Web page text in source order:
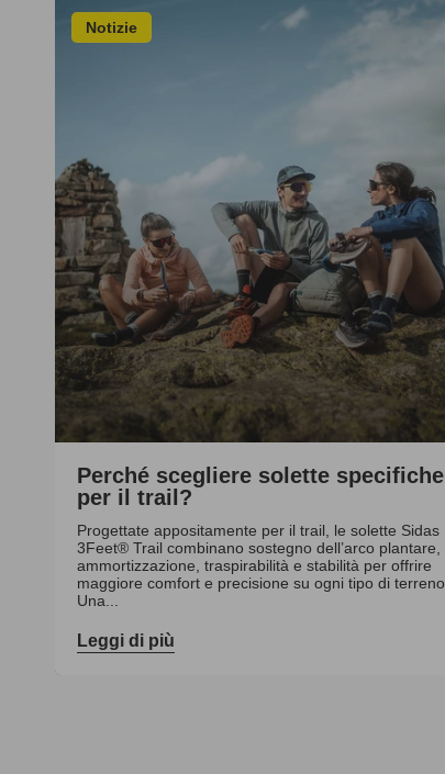
Notizie
Perché scegliere solette specifiche
per il trail?
Progettate appositamente per il trail, le solette Sidas
3Feet® Trail combinano sostegno dell’arco plantare,
ammortizzazione, traspirabilità e stabilità per offrire
maggiore comfort e precisione su ogni tipo di terreno.
Una...
Leggi di più